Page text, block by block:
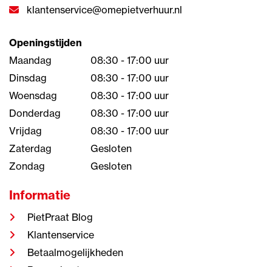
klantenservice@omepietverhuur.nl
Openingstijden
Maandag
08:30 - 17:00 uur
Dinsdag
08:30 - 17:00 uur
Woensdag
08:30 - 17:00 uur
Donderdag
08:30 - 17:00 uur
Vrijdag
08:30 - 17:00 uur
Zaterdag
Gesloten
Zondag
Gesloten
Informatie
PietPraat Blog
Klantenservice
Betaalmogelijkheden